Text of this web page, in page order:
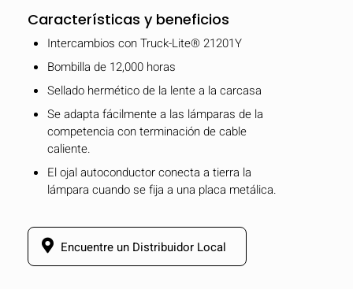
Características y beneficios
Intercambios con Truck-Lite® 21201Y
Bombilla de 12,000 horas
Sellado hermético de la lente a la carcasa
Se adapta fácilmente a las lámparas de la
competencia con terminación de cable
caliente.
El ojal autoconductor conecta a tierra la
lámpara cuando se fija a una placa metálica.
Encuentre un Distribuidor Local